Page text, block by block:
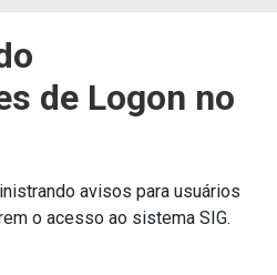
de Logon no
avisos para usuários
o acesso ao sistema SIG.